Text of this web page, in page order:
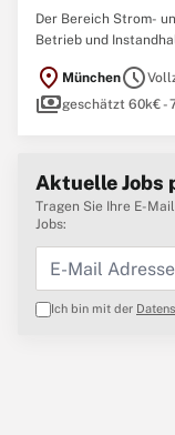
Der Bereich Strom-
Betrieb und
sowohl fossil
als auch regenerative
location_on Münchenschedule
paymentsgeschätzt 60k€ -
Aktuelle Jobs
Tragen Sie Ihre E-
Jobs:
Ich bin mit der